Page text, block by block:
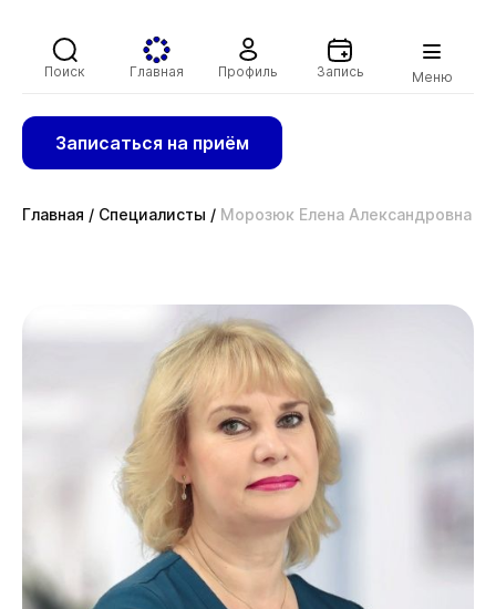
Поиск Главная Профиль Запись Меню
Записаться на приём
Главная / Специалисты / Морозюк Елена Александровна